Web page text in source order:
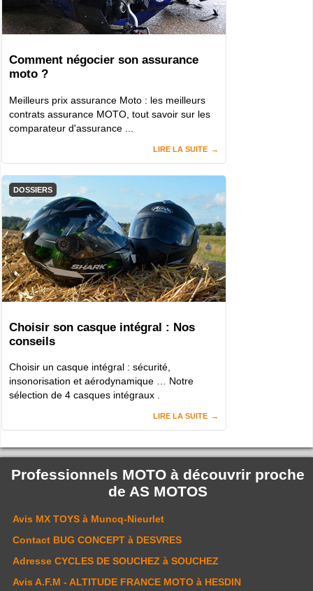
Comment négocier son assurance
moto ?
Meilleurs prix assurance Moto : les meilleurs
contrats assurance MOTO, tout savoir sur les
comparateur d'assurance ...
LIRE LA SUITE
DOSSIERS
Choisir son casque intégral : Nos
conseils
Choisir un casque intégral : sécurité,
insonorisation et aérodynamique … Notre
sélection de 4 casques intégraux .
LIRE LA SUITE
Professionnels MOTO à découvrir proche
de AS MOTOS
Avis MX TOYS à Muncq-Nieurlet
Contact BUG CONCEPT à DESVRES
Adresse CYCLES DE SOUCHEZ à SOUCHEZ
Avis A.F.M - ALTITUDE FRANCE MOTO à HESDIN